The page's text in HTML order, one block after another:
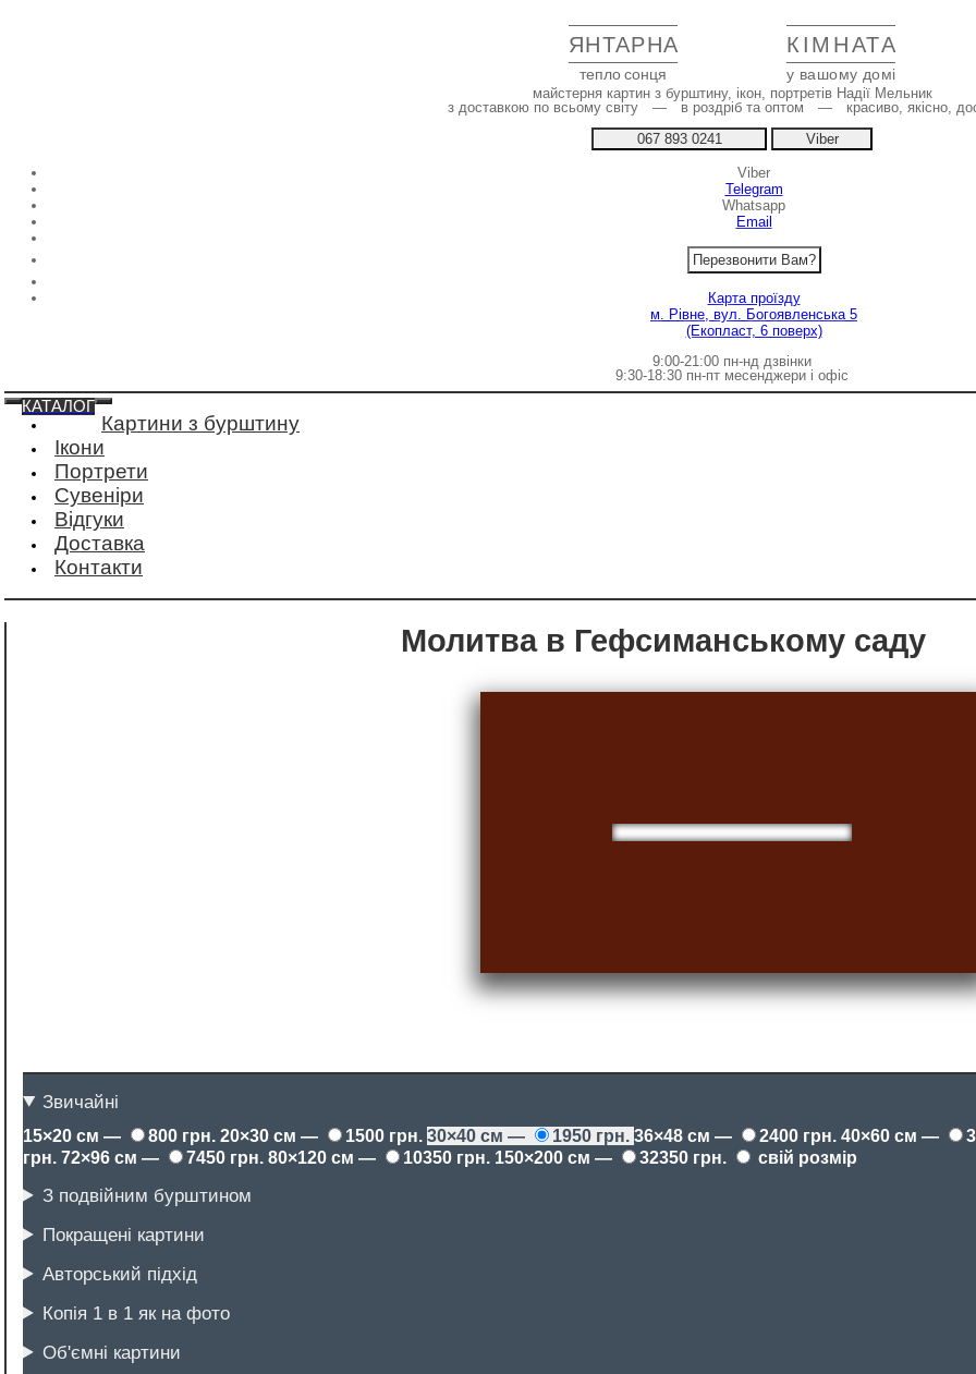
ЯНТАРНА КІМНАТА
тепло сонця у вашому домі
майстерня картин з бурштину, ікон, портретів Надії Мельник
з доставкою по всьому світу — в роздріб та оптом — красиво, якісно,
067 893 0241
Viber
Viber
Telegram
Whatsapp
Email
Перезвонити Вам?
Карта проїзду
м. Рівне, вул. Богоявленська 5
(Екопласт, 6 поверх)
9:00-21:00 пн-нд дзвінки
9:30-18:30 пн-пт месенджери і офіс
КАТАЛОГ
Картини з бурштину
Ікони
Портрети
Сувеніри
Відгуки
Доставка
Контакти
Молитва в Гефсиманському саду
Звичайні
15×20 см — 800 грн. 20×30 см — 1500 грн. 30×40 см — 1950 грн. 36×48 см — 2400 грн. 40×60 см —
грн. 72×96 см — 7450 грн. 80×120 см — 10350 грн. 150×200 см — 32350 грн. свій розмір
З подвійним бурштином
Покращені картини
Авторський підхід
Копія 1 в 1 як на фото
Об'ємні картини